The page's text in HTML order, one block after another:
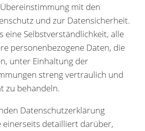
mit den
und zur Datensicherheit.
eine Selbstverständlichkeit, alle
personenbezogene Daten, die
unter Einhaltung der
streng vertraulich und
zu behandeln.
Datenschutzerklärung
einerseits detailliert darüber,